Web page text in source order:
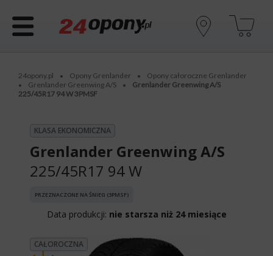
24opony.pl • Opony Grenlander • Opony całoroczne Grenlander
• Grenlander Greenwing A/S •
Grenlander Greenwing A/S
225/45R17 94 W 3PMSF
KLASA EKONOMICZNA
Grenlander Greenwing A/S
225/45R17 94 W
PRZEZNACZONE NA ŚNIEG (3PMSF)
Data produkcji: nie starsza niż 24 miesiące
CAŁOROCZNA